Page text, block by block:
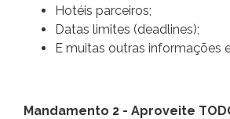
Hotéis parceiros;
Datas limites (deadlines);
E muitas outras informações
Mandamento 2 - Aproveite